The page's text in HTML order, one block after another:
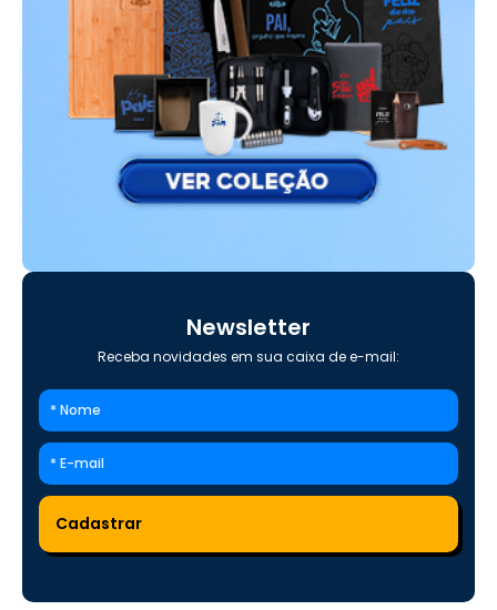
Newsletter
Receba novidades em sua caixa de e-mail: